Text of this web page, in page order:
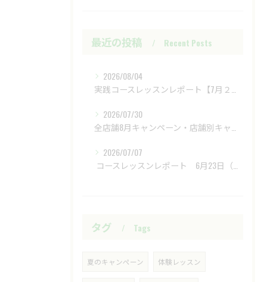
最近の投稿 Recent Posts
2026/08/04
2026/07/30
2026/07/07
タグ Tags
夏のキャンペーン 体験レッスン